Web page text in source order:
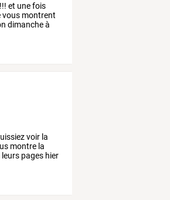
!!! et unefois
vous montrent
dimancheà
voir la
montre la
leurs pages hier